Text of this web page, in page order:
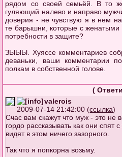
рядом со своей семьёй. В то
гуляющий налево и направо
доверия - не чувствую я в нем
те барышни, которые с женатыми
потребности в защите?
ЗЫЫЫ. Хуяссе комментариев
деваньки, ваши комментарии
полкам в собственной голове.
(
valerois
2009-07-14 21:42:00 (ссылка)
Счас вам скажут что муж - это не
гордо рассказывать как они
видят в этом ничего зазорного.
Так что я попкорна возьму.